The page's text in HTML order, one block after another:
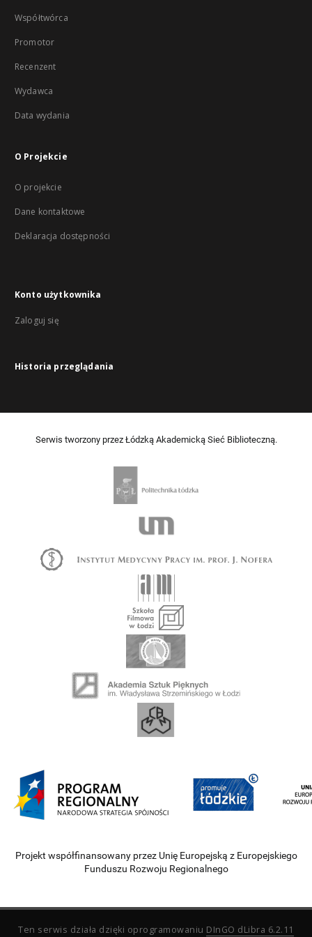
Współtwórca
Promotor
Recenzent
Wydawca
Data wydania
O Projekcie
O projekcie
Dane kontaktowe
Deklaracja dostępności
Konto użytkownika
Zaloguj się
Historia przeglądania
Serwis tworzony przez Łódzką Akademicką Sieć Biblioteczną.
Projekt współfinansowany przez Unię Europejską z Europejskiego
Funduszu Rozwoju Regionalnego
Ten serwis działa dzięki oprogramowaniu DInGO dLibra 6.2.11